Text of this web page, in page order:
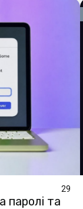
29
паролі та